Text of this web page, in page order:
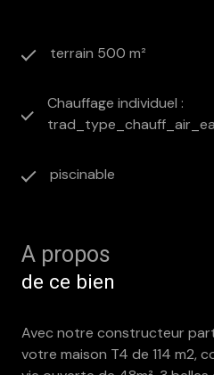
terrain 500 m²
Chauffage individuel :
piscinable
A propos
de ce bien
Avec notre constructeur
votre maison T4 de 114 m2,